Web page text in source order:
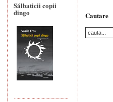
Sălbaticii copii
dingo Cautare